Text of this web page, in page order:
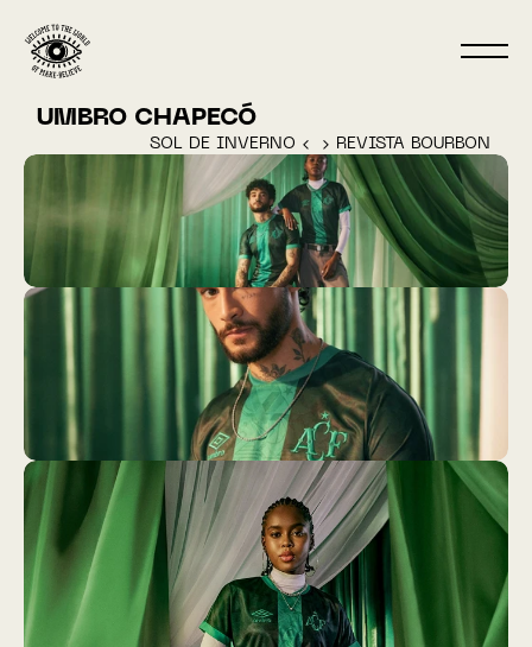
UMBRO CHAPECÓ
SOL DE INVERNO ‹ › REVISTA BOURBON